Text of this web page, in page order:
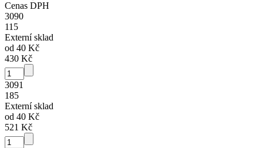
Cenas DPH
3090
115
Externí sklad
od 40 Kč
430 Kč
3091
185
Externí sklad
od 40 Kč
521 Kč